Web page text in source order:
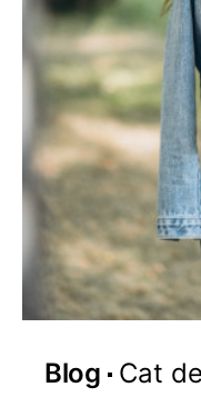
Blog
Cat